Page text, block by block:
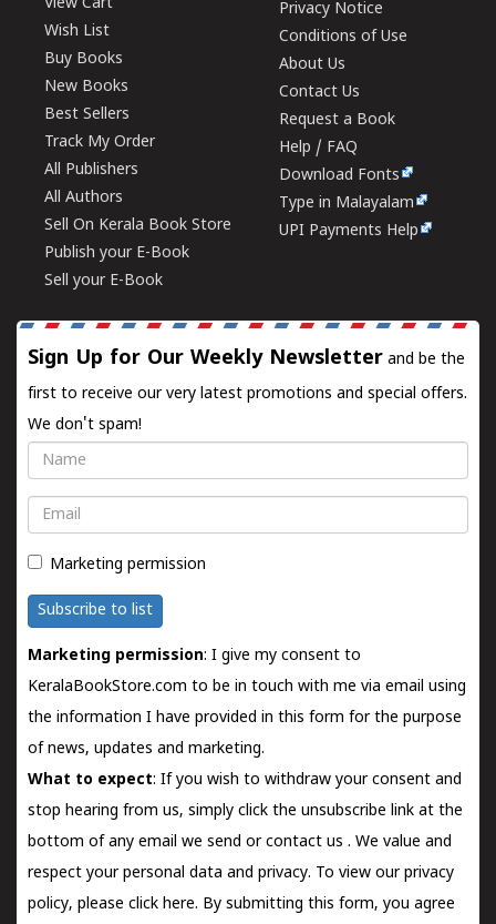
View Cart
Wish List
Buy Books
New Books
Best Sellers
Track My Order
All Publishers
All Authors
Sell On Kerala Book Store
Publish your E-Book
Sell your E-Book
Privacy Notice
Conditions of Use
About Us
Contact Us
Request a Book
Help / FAQ
Download Fonts
Type in Malayalam
UPI Payments Help
Sign Up for Our Weekly Newsletter and be the
first to receive our very latest promotions and special offers.
We don't spam!
Name
Email
Marketing permission
Subscribe to list
Marketing permission: I give my consent to
KeralaBookStore.com to be in touch with me via email using
the information I have provided in this form for the purpose
of news, updates and marketing.
What to expect: If you wish to withdraw your consent and
stop hearing from us, simply click the unsubscribe link at the
bottom of any email we send orcontact us . We value and
respect your personal data and privacy. To view our privacy
policy, please click here. By submitting this form, you agree